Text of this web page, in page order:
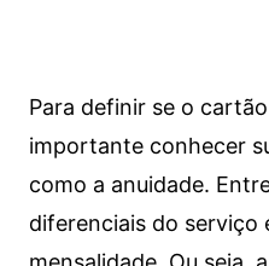
Para definir se o
importante conhecer
como a anuidade.
diferenciais do serviço